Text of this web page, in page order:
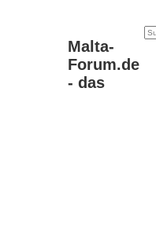
Malta-
Forum.de
- das